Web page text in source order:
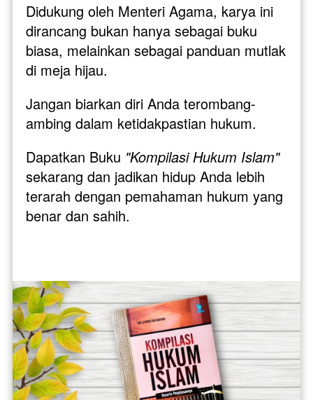
Didukung oleh Menteri Agama, karya ini
dirancang bukan hanya sebagai buku
biasa, melainkan sebagai panduan mutlak
di meja hijau.
Jangan biarkan diri Anda terombang-
ambing dalam ketidakpastian hukum.
Dapatkan Buku "Kompilasi Hukum Islam"
sekarang dan jadikan hidup Anda lebih
terarah dengan pemahaman hukum yang
benar dan sahih.